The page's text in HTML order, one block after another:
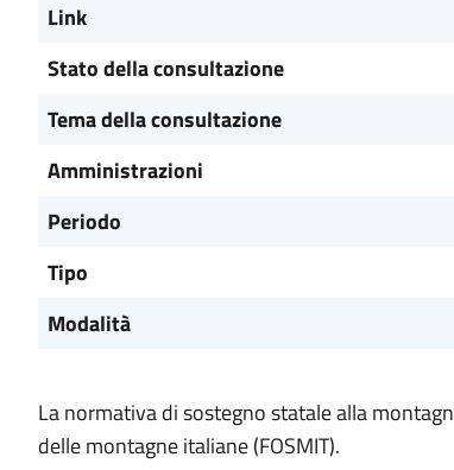
Link
Stato della consultazione
Tema della consultazione
Amministrazioni
Periodo
Tipo
Modalità
La normativa di sostegno statale alla
delle montagne italiane (FOSMIT).